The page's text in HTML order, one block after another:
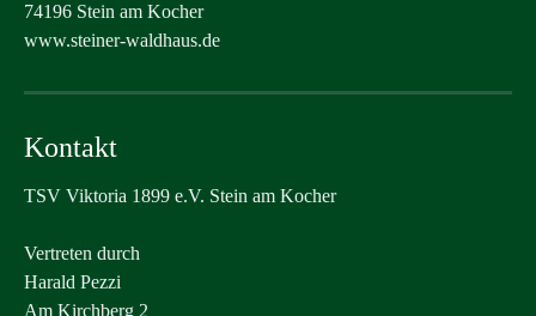
74196 Stein am Kocher
www.steiner-waldhaus.de
Kontakt
TSV Viktoria 1899 e.V. Stein am Kocher
Vertreten durch
Harald Pezzi
Am Kirchberg 2